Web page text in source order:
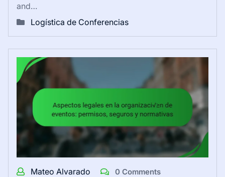
and…
Logística de Conferencias
Mateo Alvarado 0 Comments